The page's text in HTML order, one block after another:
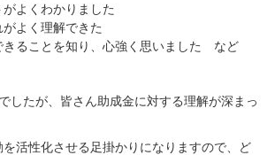
がよくわかりました
がよく理解できた
きることを知り、心強く思いました など
したが、皆さん助成金に対する理解が深まっ
活性化させる足掛かりになりますので、ど